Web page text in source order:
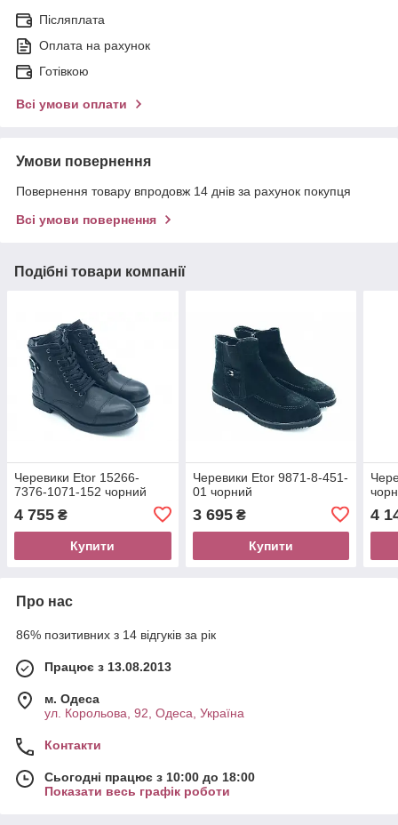
Післяплата
Оплата на рахунок
Готівкою
Всі умови оплати
Умови повернення
Повернення товару впродовж 14 днів за рахунок покупця
Всі умови повернення
Подібні товари компанії
Черевики Etor 15266-
7376-1071-152 чорний
4 755 ₴
Купити
Черевики Etor 9871-8-451-
01 чорний
3 695₴
Купити
4
Про нас
86% позитивних з 14 відгуків за рік
Працює з 13.08.2013
м. Одеса
ул. Корольова, 92, Одеса, Україна
Контакти
Сьогодні працює з 10:00 до 18:00
Показати весь графік роботи